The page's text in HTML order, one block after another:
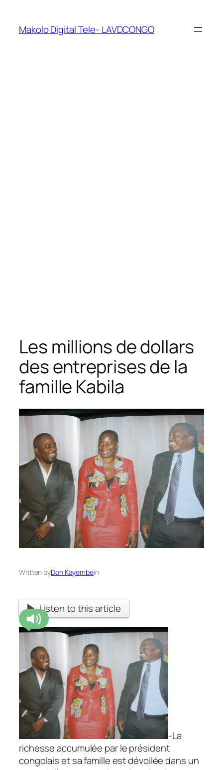
Makolo Digital Tele- LAVDCONGO
Les millions de dollars
des entreprises de la
famille Kabila
Written byDon Kayembein
Listen to this article
-La
richesse accumulée par le président
congolais et sa famille est dévoilée dans un